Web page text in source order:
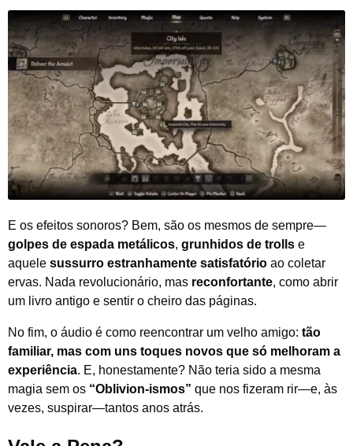
E os efeitos sonoros? Bem, são os mesmos de sempre—
golpes de espada metálicos, grunhidos de trolls e
aquele sussurro estranhamente satisfatório ao coletar
ervas. Nada revolucionário, mas reconfortante, como abrir
um livro antigo e sentir o cheiro das páginas.
No fim, o áudio é como reencontrar um velho amigo: tão
familiar, mas com uns toques novos que só melhoram a
experiência. E, honestamente? Não teria sido a mesma
magia sem os “Oblivion-ismos” que nos fizeram rir—e, às
vezes, suspirar—tantos anos atrás.